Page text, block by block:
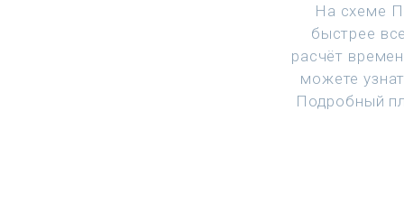
На схеме
быстрее
расчёт
можете
Подробный